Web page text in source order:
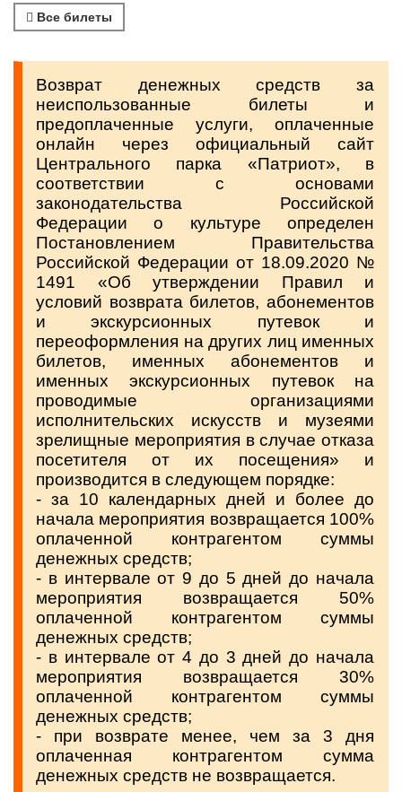
Все билеты
Возврат денежных средств за
неиспользованные билеты и
предоплаченные услуги, оплаченные
онлайн через официальный сайт
Центрального парка «Патриот», в
соответствии с основами
законодательства Российской
Федерации о культуре определен
Постановлением Правительства
Российской Федерации от 18.09.2020 №
1491 «Об утверждении Правил и
условий возврата билетов, абонементов
и экскурсионных путевок и
переоформления на других лиц именных
билетов, именных абонементов и
именных экскурсионных путевок на
проводимые организациями
исполнительских искусств и музеями
зрелищные мероприятия в случае отказа
посетителя от их посещения» и
производится в следующем порядке:
- за 10 календарных дней и более до
начала мероприятия возвращается 100%
оплаченной контрагентом суммы
денежных средств;
- в интервале от 9 до 5 дней до начала
мероприятия возвращается 50%
оплаченной контрагентом суммы
денежных средств;
- в интервале от 4 до 3 дней до начала
мероприятия возвращается 30%
оплаченной контрагентом суммы
денежных средств;
- при возврате менее, чем за 3 дня
оплаченная контрагентом сумма
денежных средств не возвращается.